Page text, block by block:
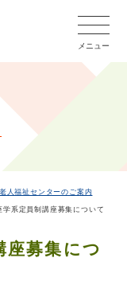
メニュー
老人福祉センターのご案内
系定員制講座募集について
座募集につ